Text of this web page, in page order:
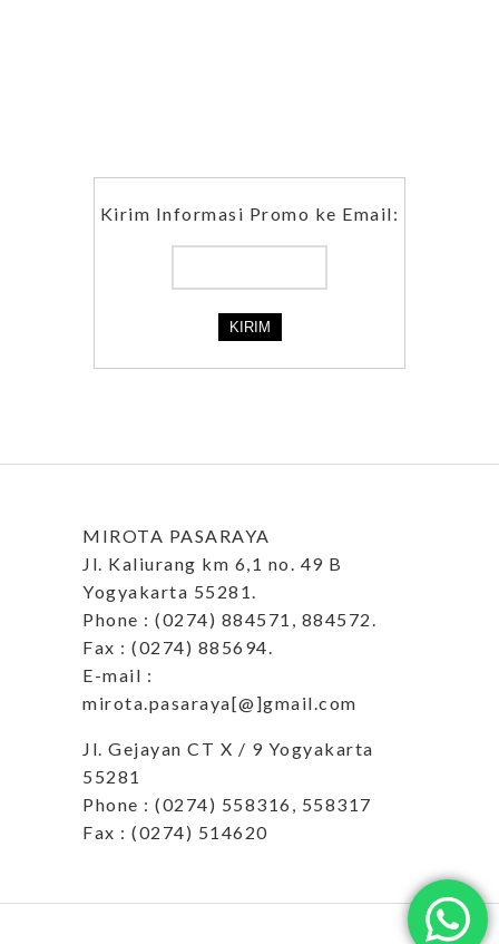
Kirim Informasi Promo ke Email:
MIROTA PASARAYA
Jl. Kaliurang km 6,1 no. 49 B
Yogyakarta 55281.
Phone : (0274) 884571, 884572.
Fax : (0274) 885694.
E-mail :
mirota.pasaraya[@]gmail.com
Jl. Gejayan CT X / 9 Yogyakarta
55281
Phone : (0274) 558316, 558317
Fax : (0274) 514620